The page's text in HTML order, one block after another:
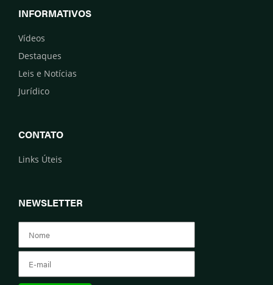
INFORMATIVOS
Vídeos
Destaques
Leis e Notícias
Jurídico
CONTATO
Links Úteis
NEWSLETTER